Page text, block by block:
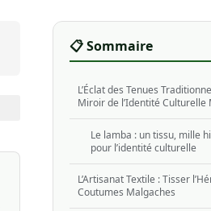
📋 Sommaire
L’Éclat des Tenues
Miroir de l’Identité Culturelle
Le lamba : un tissu, mille
pour l’identité culturelle
L’Artisanat Textile : Tisser
Coutumes Malgaches